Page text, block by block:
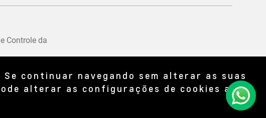
continuar navegando sem alterar as suas
alterar as configurações de cookies a